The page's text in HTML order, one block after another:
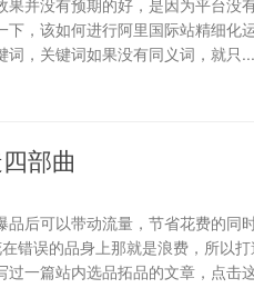
并没有预期的好，是因为平台没
，该如何进行阿里国际站精细化
，关键词如果没有同义词，就只...
部曲
后可以带动流量，节省花费的同
错误的品身上那就是浪费，所以
一篇站内选品拓品的文章，点击